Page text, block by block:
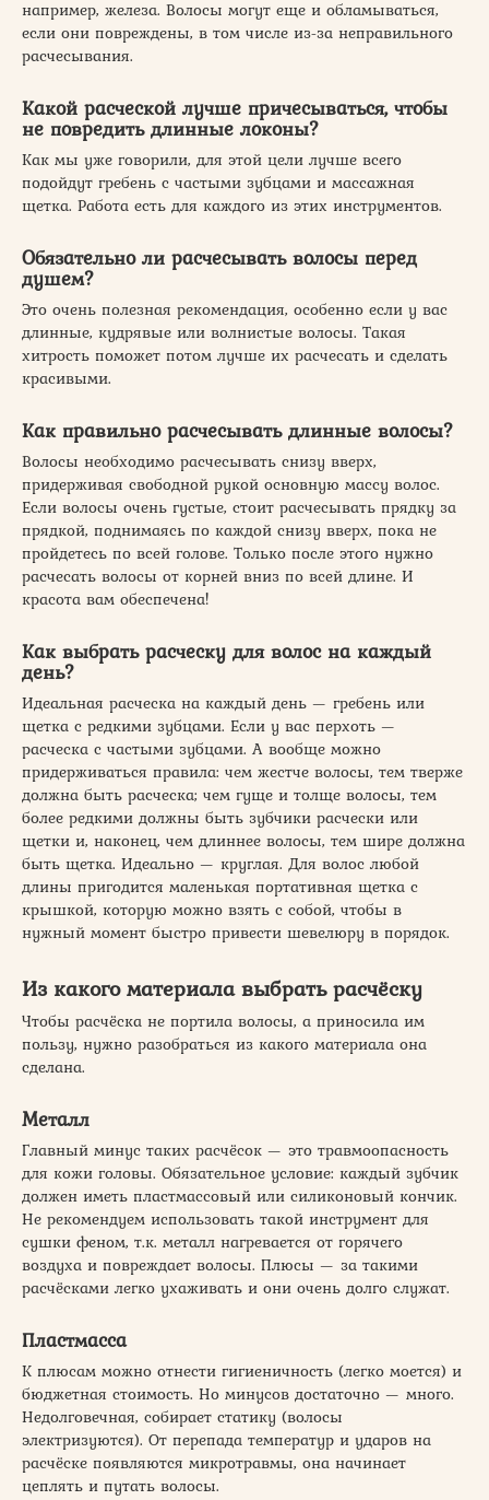
например, железа. Волосы могут еще и обламываться,
если они повреждены, в том числе из-за неправильного
расчесывания.
Какой расческой лучше причесываться, чтобы
не повредить длинные локоны?
Как мы уже говорили, для этой цели лучше всего
подойдут гребень с частыми зубцами и массажная
щетка. Работа есть для каждого из этих инструментов.
Обязательно ли расчесывать волосы перед
душем?
Это очень полезная рекомендация, особенно если у вас
длинные, кудрявые или волнистые волосы. Такая
хитрость поможет потом лучше их расчесать и сделать
красивыми.
Как правильно расчесывать длинные волосы?
Волосы необходимо расчесывать снизу вверх,
придерживая свободной рукой основную массу волос.
Если волосы очень густые, стоит расчесывать прядку за
прядкой, поднимаясь по каждой снизу вверх, пока не
пройдетесь по всей голове. Только после этого нужно
расчесать волосы от корней вниз по всей длине. И
красота вам обеспечена!
Как выбрать расческу для волос на каждый
день?
Идеальная расческа на каждый день — гребень или
щетка с редкими зубцами. Если у вас перхоть —
расческа с частыми зубцами. А вообще можно
придерживаться правила: чем жестче волосы, тем тверже
должна быть расческа; чем гуще и толще волосы, тем
более редкими должны быть зубчики расчески или
щетки и, наконец, чем длиннее волосы, тем шире должна
быть щетка. Идеально — круглая. Для волос любой
длины пригодится маленькая портативная щетка с
крышкой, которую можно взять с собой, чтобы в
нужный момент быстро привести шевелюру в порядок.
Из какого материала выбрать расчёску
Чтобы расчёска не портила волосы, а приносила им
пользу, нужно разобраться из какого материала она
сделана.
Металл
Главный минус таких расчёсок — это травмоопасность
для кожи головы. Обязательное условие: каждый зубчик
должен иметь пластмассовый или силиконовый кончик.
Не рекомендуем использовать такой инструмент для
сушки феном, т.к. металл нагревается от горячего
воздуха и повреждает волосы. Плюсы — за такими
расчёсками легко ухаживать и они очень долго служат.
Пластмасса
К плюсам можно отнести гигиеничность (легко моется) и
бюджетная стоимость. Но минусов достаточно — много.
Недолговечная, собирает статику (волосы
электризуются). От перепада температур и ударов на
расчёске появляются микротравмы, она начинает
цеплять и путать волосы.